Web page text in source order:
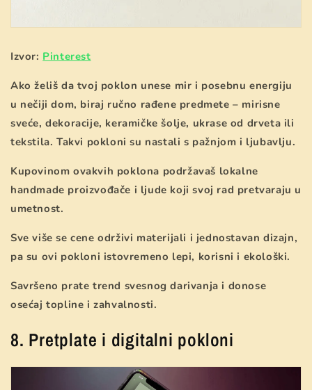
Izvor: Pinterest
Ako želiš da tvoj poklon unese mir i posebnu energiju
u nečiji dom, biraj ručno rađene predmete – mirisne
sveće, dekoracije, keramičke šolje, ukrase od drveta ili
tekstila. Takvi pokloni su nastali s pažnjom i ljubavlju.
Kupovinom ovakvih poklona podržavaš lokalne
handmade proizvođače i ljude koji svoj rad pretvaraju u
umetnost.
Sve više se cene održivi materijali i jednostavan dizajn,
pa su ovi pokloni istovremeno lepi, korisni i ekološki.
Savršeno prate trend svesnog darivanja i donose
osećaj topline i zahvalnosti.
8. Pretplate i digitalni pokloni